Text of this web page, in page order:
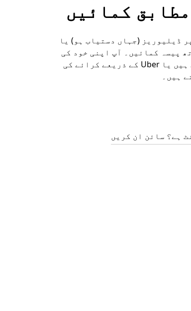
کمائیں
ڈیلیوریز (جہاں دستیاب ہو) یا
پیسہ کمائیں۔ آپ اپنی خود کی
کار استعمال کر سکتے ہیں یا Uber کے ذریعے کرائے کی
ہیں۔
ہے؟ سائن ان کریں